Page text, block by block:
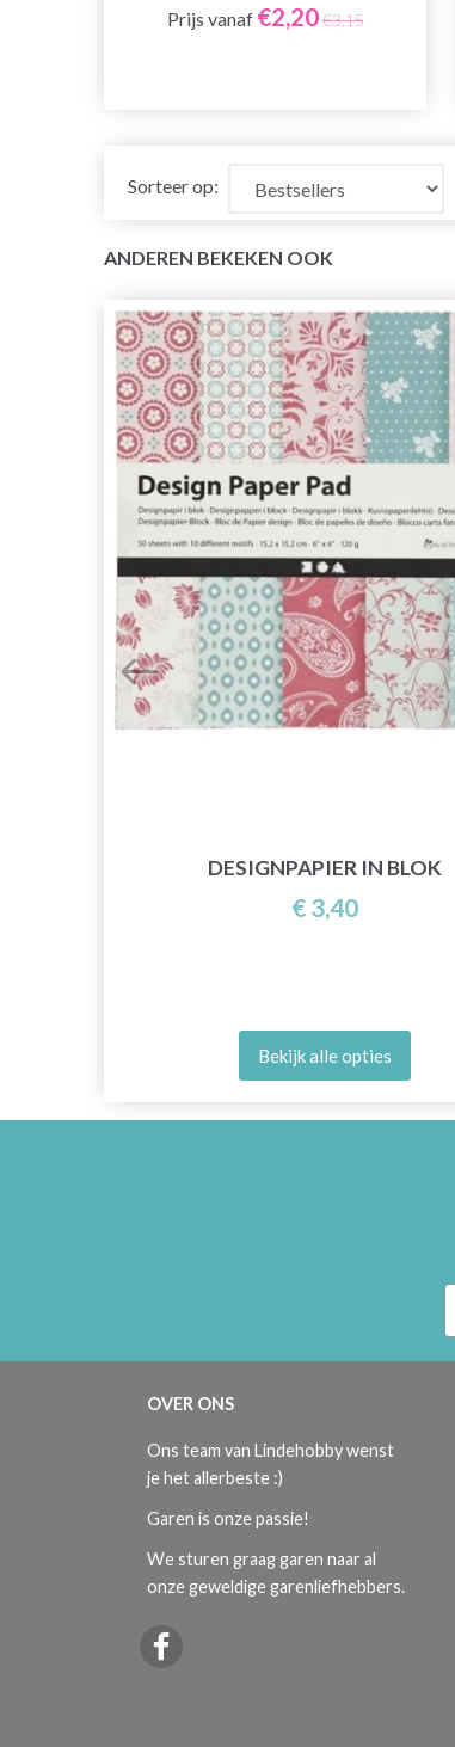
Prijs vanaf €2,20€3,15
Sorteer op:
ANDEREN BEKEKEN OOK
DESIGNPAPIER IN BLOK
€ 3,40
Bekijk alle opties
OVER ONS
Ons team van Lindehobby wenst
je het allerbeste :)
Garen is onze passie!
We sturen graag garen naar al
onze geweldige garenliefhebbers.